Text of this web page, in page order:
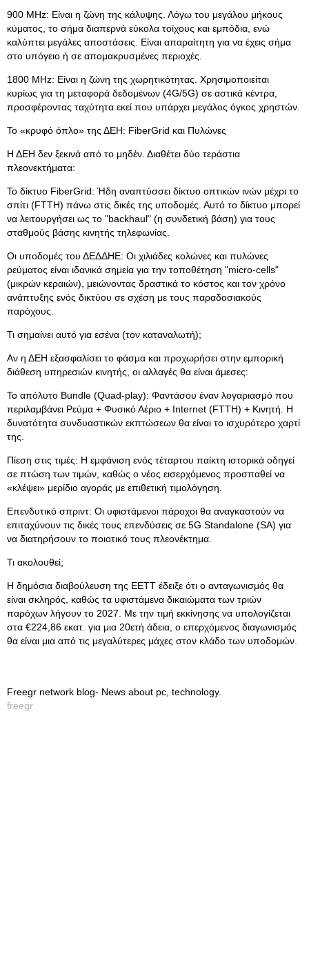
900 MHz: Είναι η ζώνη της κάλυψης. Λόγω του μεγάλου μήκους
κύματος, το σήμα διαπερνά εύκολα τοίχους και εμπόδια, ενώ
καλύπτει μεγάλες αποστάσεις. Είναι απαραίτητη για να έχεις σήμα
στο υπόγειο ή σε απομακρυσμένες περιοχές.
1800 MHz: Είναι η ζώνη της χωρητικότητας. Χρησιμοποιείται
κυρίως για τη μεταφορά δεδομένων (4G/5G) σε αστικά κέντρα,
προσφέροντας ταχύτητα εκεί που υπάρχει μεγάλος όγκος χρηστών.
Το «κρυφό όπλο» της ΔΕΗ: FiberGrid και Πυλώνες
Η ΔΕΗ δεν ξεκινά από το μηδέν. Διαθέτει δύο τεράστια
πλεονεκτήματα:
Το δίκτυο FiberGrid: Ήδη αναπτύσσει δίκτυο οπτικών ινών μέχρι το
σπίτι (FTTH) πάνω στις δικές της υποδομές. Αυτό το δίκτυο μπορεί
να λειτουργήσει ως το "backhaul" (η συνδετική βάση) για τους
σταθμούς βάσης κινητής τηλεφωνίας.
Οι υποδομές του ΔΕΔΔΗΕ: Οι χιλιάδες κολώνες και πυλώνες
ρεύματος είναι ιδανικά σημεία για την τοποθέτηση "micro-cells"
(μικρών κεραιών), μειώνοντας δραστικά το κόστος και τον χρόνο
ανάπτυξης ενός δικτύου σε σχέση με τους παραδοσιακούς
παρόχους.
Τι σημαίνει αυτό για εσένα (τον καταναλωτή);
Αν η ΔΕΗ εξασφαλίσει το φάσμα και προχωρήσει στην εμπορική
διάθεση υπηρεσιών κινητής, οι αλλαγές θα είναι άμεσες:
Το απόλυτο Bundle (Quad-play): Φαντάσου έναν λογαριασμό που
περιλαμβάνει Ρεύμα + Φυσικό Αέριο + Internet (FTTH) + Κινητή. Η
δυνατότητα συνδυαστικών εκπτώσεων θα είναι το ισχυρότερο χαρτί
της.
Πίεση στις τιμές: Η εμφάνιση ενός τέταρτου παίκτη ιστορικά οδηγεί
σε πτώση των τιμών, καθώς ο νέος εισερχόμενος προσπαθεί να
«κλέψει» μερίδιο αγοράς με επιθετική τιμολόγηση.
Επενδυτικό σπριντ: Οι υφιστάμενοι πάροχοι θα αναγκαστούν να
επιταχύνουν τις δικές τους επενδύσεις σε 5G Standalone (SA) για
να διατηρήσουν το ποιοτικό τους πλεονέκτημα.
Τι ακολουθεί;
Η δημόσια διαβούλευση της ΕΕΤΤ έδειξε ότι ο ανταγωνισμός θα
είναι σκληρός, καθώς τα υφιστάμενα δικαιώματα των τριών
παρόχων λήγουν το 2027. Με την τιμή εκκίνησης να υπολογίζεται
στα €224,86 εκατ. για μια 20ετή άδεια, ο επερχόμενος διαγωνισμός
θα είναι μια από τις μεγαλύτερες μάχες στον κλάδο των υποδομών.
Freegr network blog- News about pc, technology.
freegr